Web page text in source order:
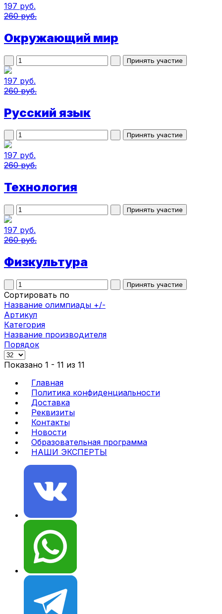
197 руб.
260 руб.
Окружающий мир
197 руб.
260 руб.
Русский язык
197 руб.
260 руб.
Технология
197 руб.
260 руб.
Физкультура
Сортировать по
Название олимпиады +/-
Артикул
Категория
Название производителя
Порядок
Показано 1 - 11 из 11
Главная
Политика конфиденциальности
Доставка
Реквизиты
Контакты
Новости
Образовательная программа
НАШИ ЭКСПЕРТЫ